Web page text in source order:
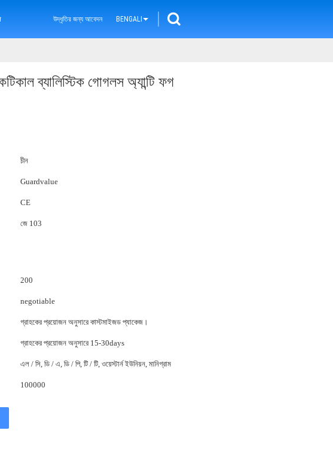
উদ্ধৃতির জন্য আবেদন BENGALI
ব্যালিস্টিক গোগলস অ্যান্টি ফগ
চীন
Guardvalue
CE
জে 103
200
negotiable
গ্রাহকের প্রয়োজন অনুসারে কাস্টমাইজড প্যাকেজ।
গ্রাহকের প্রয়োজন অনুসারে 15-30days
এল / সি, ডি / এ, ডি / পি, টি / টি, ওয়েস্টার্ন ইউনিয়ন, মানিগ্রাম
100000